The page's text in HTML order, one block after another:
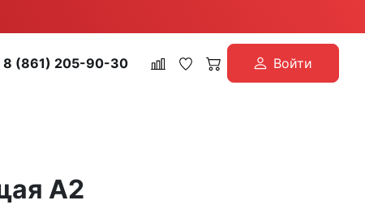
8 (861) 205-90-30 Войти
А2